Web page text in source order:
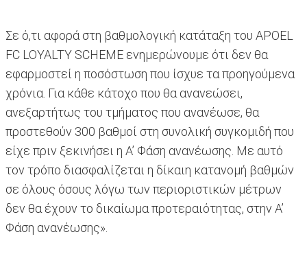
Σε ό,τι αφορά στη βαθμολογική κατάταξη του APOEL
FC LOYALTY SCHEME ενημερώνουμε ότι δεν θα
εφαρμοστεί η ποσόστωση που ίσχυε τα προηγούμενα
χρόνια. Για κάθε κάτοχο που θα ανανεώσει,
ανεξαρτήτως του τμήματος που ανανέωσε, θα
προστεθούν 300 βαθμοί στη συνολική συγκομιδή που
είχε πριν ξεκινήσει η Α’ Φάση ανανέωσης. Με αυτό
τον τρόπο διασφαλίζεται η δίκαιη κατανομή βαθμών
σε όλους όσους λόγω των περιοριστικών μέτρων
δεν θα έχουν το δικαίωμα προτεραιότητας, στην Α’
Φάση ανανέωσης».